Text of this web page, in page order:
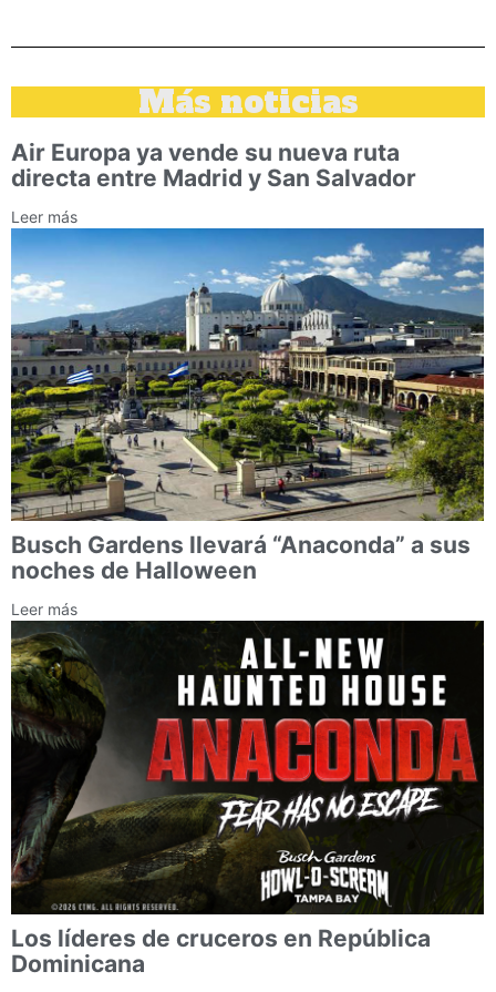
Más noticias
Air Europa ya vende su nueva ruta
directa entre Madrid y San Salvador
Leer más
Busch Gardens llevará “Anaconda” a sus
noches de Halloween
Leer más
Los líderes de cruceros en República
Dominicana